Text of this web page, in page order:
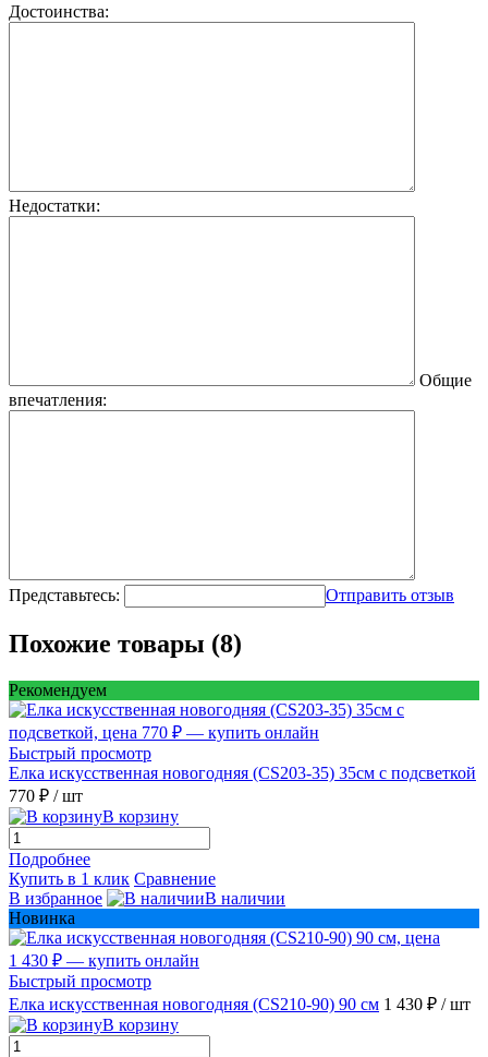
Достоинства:
Недостатки:
Общие
впечатления:
Представьтесь: Отправить отзыв
Похожие товары (8)
Рекомендуем
Быстрый просмотр
Елка искусственная новогодняя (CS203-35) 35см с подсветкой
770 ₽ / шт
В корзину
Подробнее
Купить в 1 клик Сравнение
В избранное
В наличии
Новинка
Быстрый просмотр
Елка искусственная новогодняя (CS210-90) 90 см 1 430 ₽ / шт
В корзину